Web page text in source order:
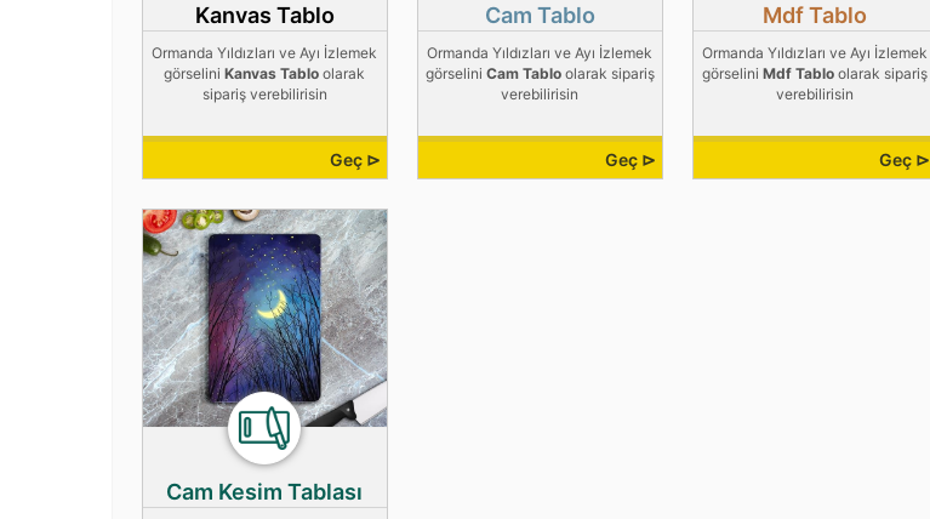
Kanvas Tablo
Ormanda Yıldızları ve Ayı İzlemek
görseliniKanvas Tablo olarak
sipariş verebilirisin
Geç ⊳
Cam Tablo
Ormanda Yıldızları ve Ayı İzlemek
görselini Cam Tabloolarak sipariş
verebilirisin
Geç ⊳
Mdf Tablo
Ormanda Yıldızları ve Ayı İzlemek
görselini Mdf Tabloolarak sipariş
verebilirisin
Geç ⊳
Cam Kesim Tablası